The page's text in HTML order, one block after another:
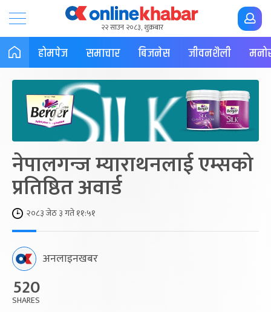
२२ साउन २०८३, शुक्रबार
होमपेज समाचार बिजनेस जीवनशैली
नेपालगन्ज म्याराथनलाई एम्सको
प्रतिष्ठित अवार्ड
२०८३ जेठ ३ गते ११:५१
अनलाइनखबर
520
SHARES